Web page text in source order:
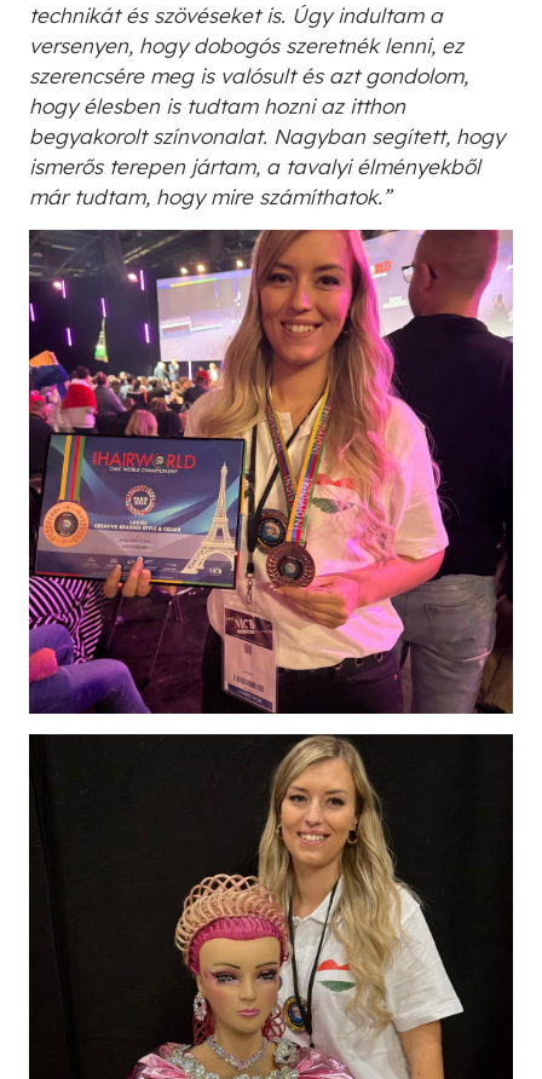
technikát és szövéseket is. Úgy indultam a
versenyen, hogy dobogós szeretnék lenni, ez
szerencsére meg is valósult és azt gondolom,
hogy élesben is tudtam hozni az itthon
begyakorolt színvonalat. Nagyban segített, hogy
ismerős terepen jártam, a tavalyi élményekből
már tudtam, hogy mire számíthatok.”